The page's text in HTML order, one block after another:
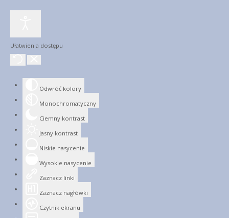
Ułatwienia dostępu
Odwróć kolory
Monochromatyczny
Ciemny kontrast
Jasny kontrast
Niskie nasycenie
Wysokie nasycenie
Zaznacz linki
Zaznacz nagłówki
Czytnik ekranu